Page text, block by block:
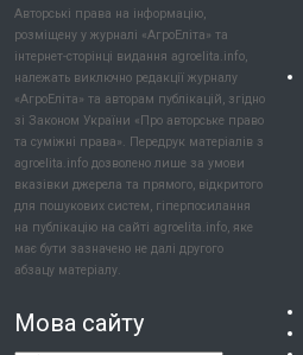
Авторські права на інформацію,
розміщену у журналі «АгроЕліта» та
інтернет-сторінці видання agroelita.info,
належать виключно редакції журналу
«АгроЕліта» та авторам публікацій, згідно
зі Законом України «Про авторське право
та суміжні права». Передрук матеріалів з
agroelita.info дозволено лише за умови
вказівки джерела та прямого, відкритого
для пошукових систем, гіперпосилання
на публікацію на сайті agroelita.info, яке
має бути зазначено не далі другого
абзацу матеріалу.
Мова сайту